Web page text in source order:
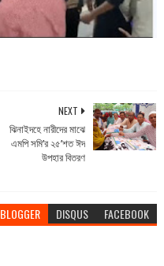
NEXT
ঝিনাইদহে নারীদের মাঝে
এমপি সমি’র ২৫’শত ঈদ
উপহার বিতরণ
BLOGGER DISQUS FACEBOOK